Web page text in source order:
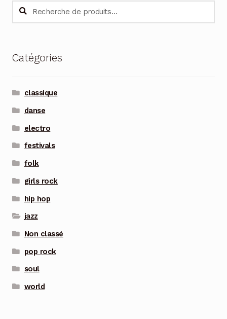
Recherche
pour :
Recherche
Catégories
classique
danse
electro
festivals
folk
girls rock
hip hop
jazz
Non classé
pop rock
soul
world